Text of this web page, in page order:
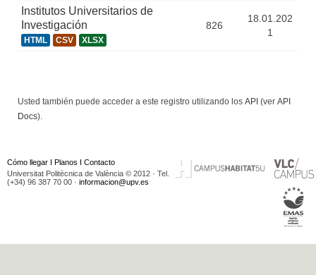
Institutos Universitarios de
Investigación
HTML CSV XLSX
826
18.01.202
1
Usted también puede acceder a este registro utilizando los API (ver API
Docs).
Cómo llegar I Planos I Contacto
Universitat Politècnica de València © 2012 · Tel.
(+34) 96 387 70 00 · informacion@upv.es